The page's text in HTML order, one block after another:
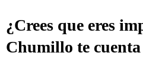
¿Crees que eres
Chumillo te